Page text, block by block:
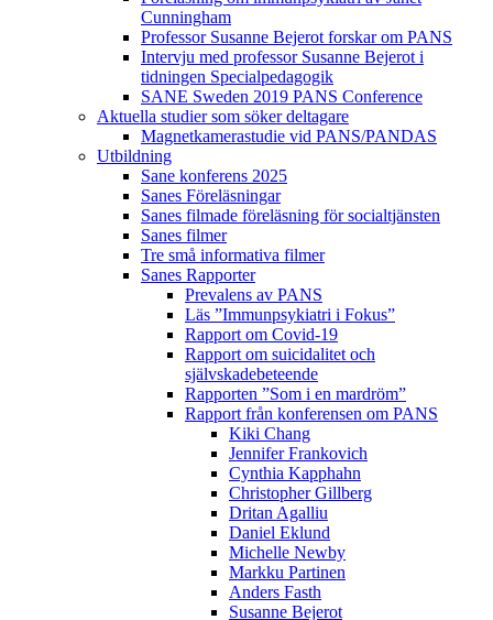
Cunningham
Professor Susanne Bejerot forskar om PANS
Intervju med professor Susanne Bejerot i
tidningen Specialpedagogik
SANE Sweden 2019 PANS Conference
Aktuella studier som söker deltagare
Magnetkamerastudie vid PANS/PANDAS
Utbildning
Sane konferens 2025
Sanes Föreläsningar
Sanes filmade föreläsning för socialtjänsten
Sanes filmer
Tre små informativa filmer
Sanes Rapporter
Prevalens av PANS
Läs ”Immunpsykiatri i Fokus”
Rapport om Covid-19
Rapport om suicidalitet och
självskadebeteende
Rapporten ”Som i en mardröm”
Rapport från konferensen om PANS
Kiki Chang
Jennifer Frankovich
Cynthia Kapphahn
Christopher Gillberg
Dritan Agalliu
Daniel Eklund
Michelle Newby
Markku Partinen
Anders Fasth
Susanne Bejerot